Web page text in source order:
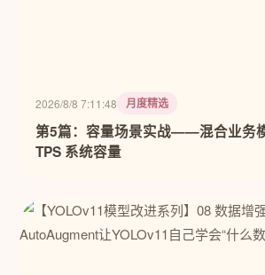
2026/8/8 7:11:48 月度精选
第5篇：容量场景实战——混合业务
TPS 系统容量